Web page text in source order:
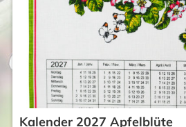
Kalender 2027 Apfelblüte